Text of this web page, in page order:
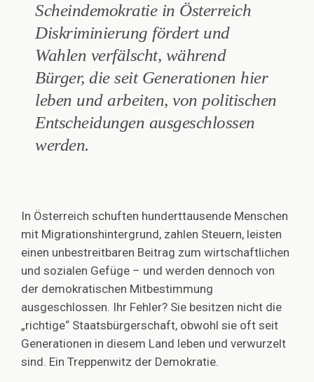
Scheindemokratie in Österreich
Diskriminierung fördert und
Wahlen verfälscht, während
Bürger, die seit Generationen hier
leben und arbeiten, von politischen
Entscheidungen ausgeschlossen
werden.
In Österreich schuften hunderttausende Menschen
mit Migrationshintergrund, zahlen Steuern, leisten
einen unbestreitbaren Beitrag zum wirtschaftlichen
und sozialen Gefüge – und werden dennoch von
der demokratischen Mitbestimmung
ausgeschlossen. Ihr Fehler? Sie besitzen nicht die
„richtige“ Staatsbürgerschaft, obwohl sie oft seit
Generationen in diesem Land leben und verwurzelt
sind. Ein Treppenwitz der Demokratie.